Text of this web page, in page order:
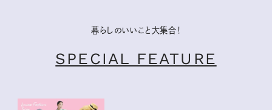
暮らしのいいこと大集合！
SPECIAL FEATURE